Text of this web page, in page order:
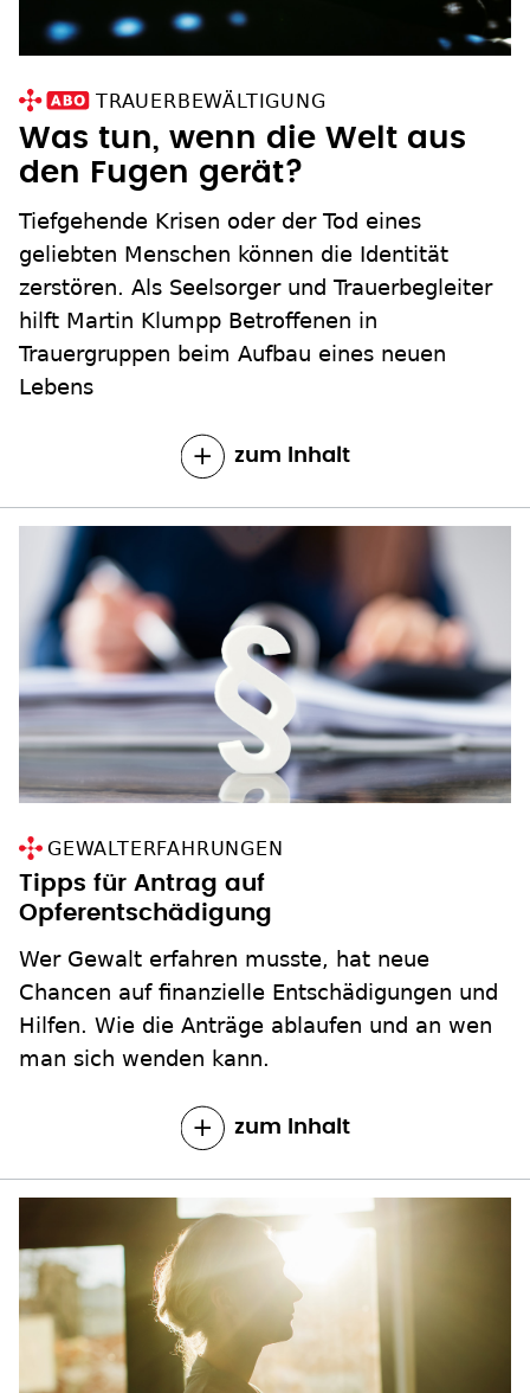
TRAUERBEWÄLTIGUNG
Was tun, wenn die Welt aus
den Fugen gerät?
Tiefgehende Krisen oder der Tod eines
geliebten Menschen können die Identität
zerstören. Als Seelsorger und Trauerbegleiter
hilft Martin Klumpp Betroffenen in
Trauergruppen beim Aufbau eines neuen
Lebens
zum Inhalt
GEWALTERFAHRUNGEN
Tipps für Antrag auf
Opferentschädigung
Wer Gewalt erfahren musste, hat neue
Chancen auf finanzielle Entschädigungen und
Hilfen. Wie die Anträge ablaufen und an wen
man sich wenden kann.
zum Inhalt